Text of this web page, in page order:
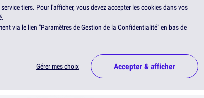
tiers. Pour l'afficher, vous devez accepter les cookies dans vos
via le lien "Paramètres de Gestion de la Confidentialité" en bas de
Gérer mes choix Accepter & afficher